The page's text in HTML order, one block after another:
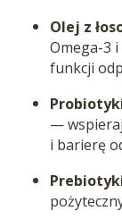
Olej z
Omega-3
funkcji
—
i barierę